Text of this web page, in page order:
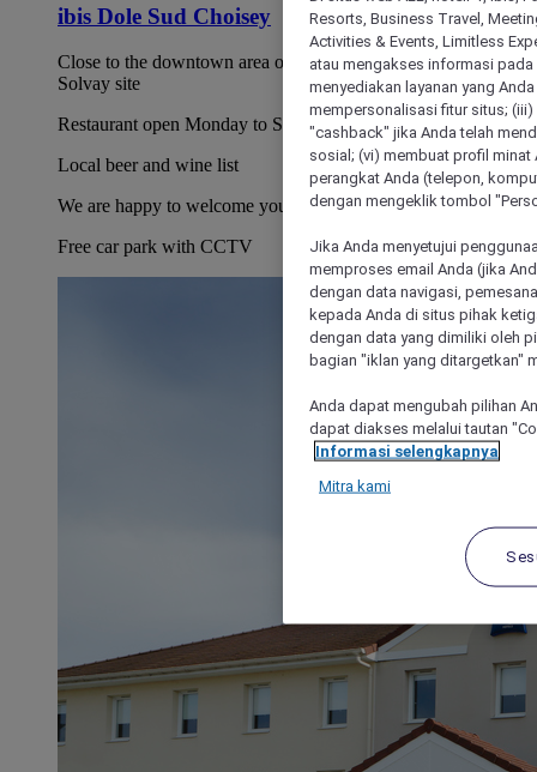
ibis Dole Sud Choisey
Close to the downtown area of Dole, Tavaux airport and the
Solvay site
Restaurant open Monday to Saturday for dinner
Local beer and wine list
We are happy to welcome your pets
Free car park with CCTV
Resorts, Business Travel,
Activities & Events, Limitless
atau mengakses informasi
menyediakan layanan yang
mempersonalisasi fitur situs;
"cashback" jika Anda telah
sosial; (vi) membuat profil
perangkat Anda (telepon,
dengan mengeklik tombol
Jika Anda menyetujui
memproses email Anda (jika
dengan data navigasi,
kepada Anda di situs pihak
dengan data yang dimiliki oleh
bagian "iklan yang ditargetkan"
Anda dapat mengubah pilihan
dapat diakses melalui tautan
Informasi selengkapnya
Mitra kami